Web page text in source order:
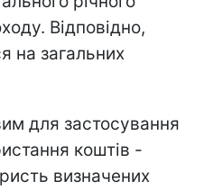
Відповідно,
на загальних
для застосування
коштів -
визначених